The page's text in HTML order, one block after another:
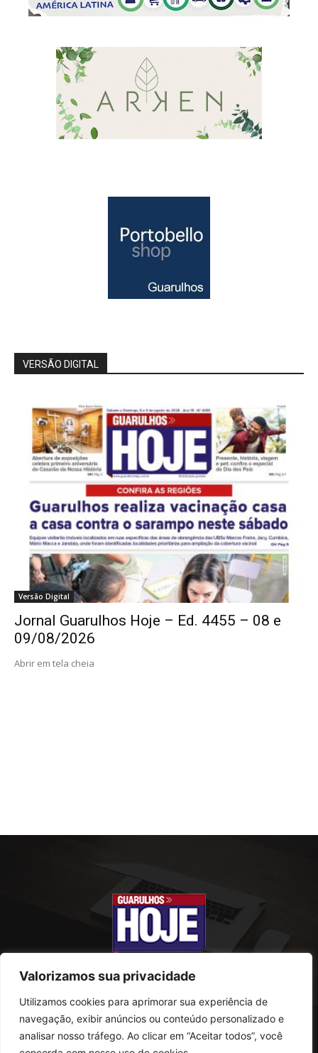
Valorizamos sua privacidade
Utilizamos cookies para aprimorar sua experiência de
navegação, exibir anúncios ou conteúdo personalizado e
analisar nosso tráfego. Ao clicar em “Aceitar todos”, você
VERSÃO DIGITAL
Versão Digital
Jornal Guarulhos Hoje – Ed. 4455 – 08 e
09/08/2026
Abrir em tela cheia
SOBRE NÓS